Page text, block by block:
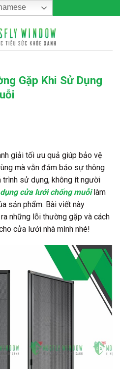
Gặp Khi Sử Dụng
giải tối ưu quả giúp bảo vệ
mà vẫn đảm bảo sự thông
trình sử dụng, không ít người
cửa lưới chống muỗilàm
sản phẩm. Bài viết này
những lỗi thường gặp và cách
cửa lưới nhà mình nhé!